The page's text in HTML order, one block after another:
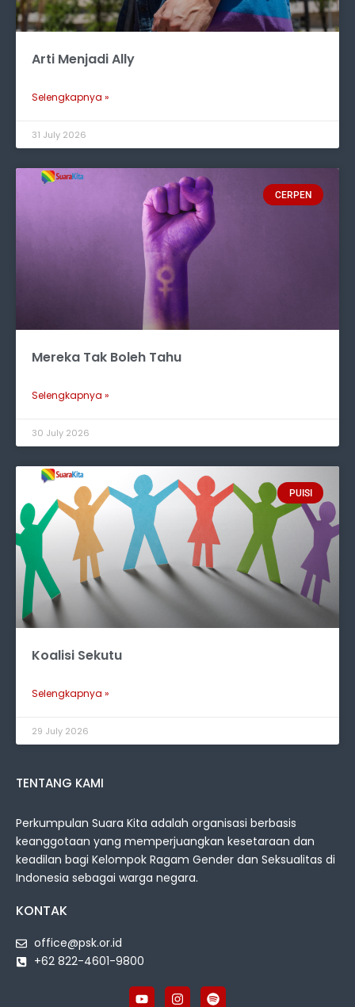
Arti Menjadi Ally
Selengkapnya »
31 July 2026
CERPEN
Mereka Tak Boleh Tahu
Selengkapnya »
30 July 2026
PUISI
Koalisi Sekutu
Selengkapnya »
29 July 2026
TENTANG KAMI
Perkumpulan Suara Kita adalah organisasi berbasis
keanggotaan yang memperjuangkan kesetaraan dan
keadilan bagi Kelompok Ragam Gender dan Seksualitas di
Indonesia sebagai warga negara.
KONTAK
office@psk.or.id
+62 822-4601-9800